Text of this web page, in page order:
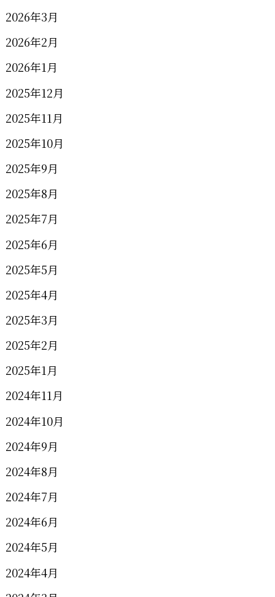
2026年3月
2026年2月
2026年1月
2025年12月
2025年11月
2025年10月
2025年9月
2025年8月
2025年7月
2025年6月
2025年5月
2025年4月
2025年3月
2025年2月
2025年1月
2024年11月
2024年10月
2024年9月
2024年8月
2024年7月
2024年6月
2024年5月
2024年4月